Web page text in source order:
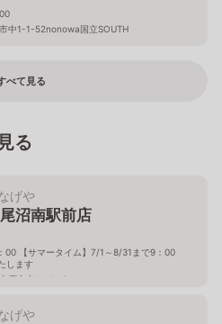
中1-1-52nonowa国立SOUTH
べて見る
る
げや
沼南駅前店
00 【サマータイム】7/1～8/31まで9：00
します
原市中1－1－8
げや